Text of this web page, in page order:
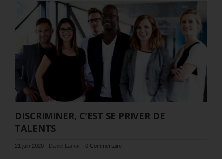
DISCRIMINER, C’EST SE PRIVER DE
TALENTS
21 juin 2020 - Daniel Lamar - 0 Commentaire